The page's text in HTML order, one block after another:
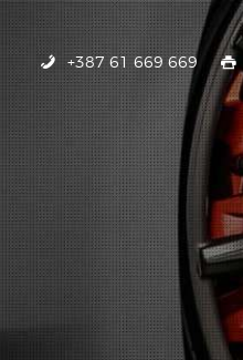
+387 61 669 669